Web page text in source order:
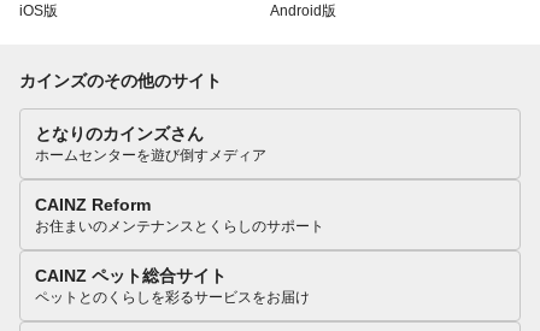
iOS版 Android版
カインズのその他のサイト
となりのカインズさん
ホームセンターを遊び倒すメディア
CAINZ Reform
お住まいのメンテナンスとくらしのサポート
CAINZ ペット総合サイト
ペットとのくらしを彩るサービスをお届け